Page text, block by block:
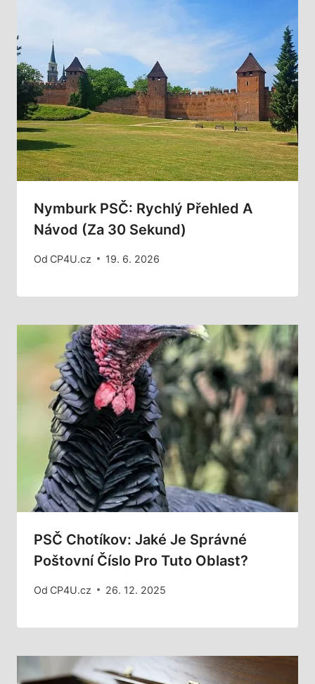
Nymburk PSČ: Rychlý Přehled A
Návod (za 30 Sekund)
Od CP4U.cz 19. 6. 2026
PSČ Chotíkov: Jaké Je Správné
Poštovní Číslo Pro Tuto Oblast?
Od CP4U.cz 26. 12. 2025